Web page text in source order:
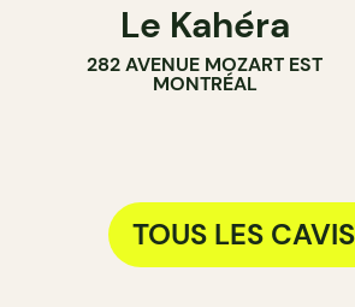
COMPTOIR
SANDWICHERIE
Le Kahéra
282 AVENUE MOZART EST
MONTRÉAL
TOUS LES